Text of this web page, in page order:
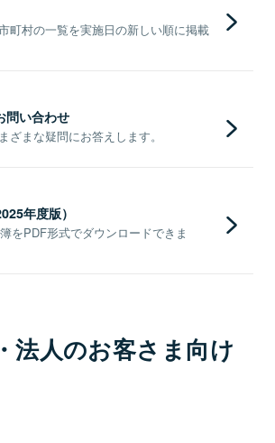
町村の一覧を実施日の新しい順に掲載
問い合わせ
ざまな疑問にお答えします。
年度版）
をPDF形式でダウンロードできま
法人のお客さま向け